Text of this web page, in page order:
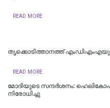
READ MORE
തൃക്കൊടിത്താനത്ത്
READ MORE
മോദിയുടെ സന്ദർശനം:
നിരോധിച്ചു